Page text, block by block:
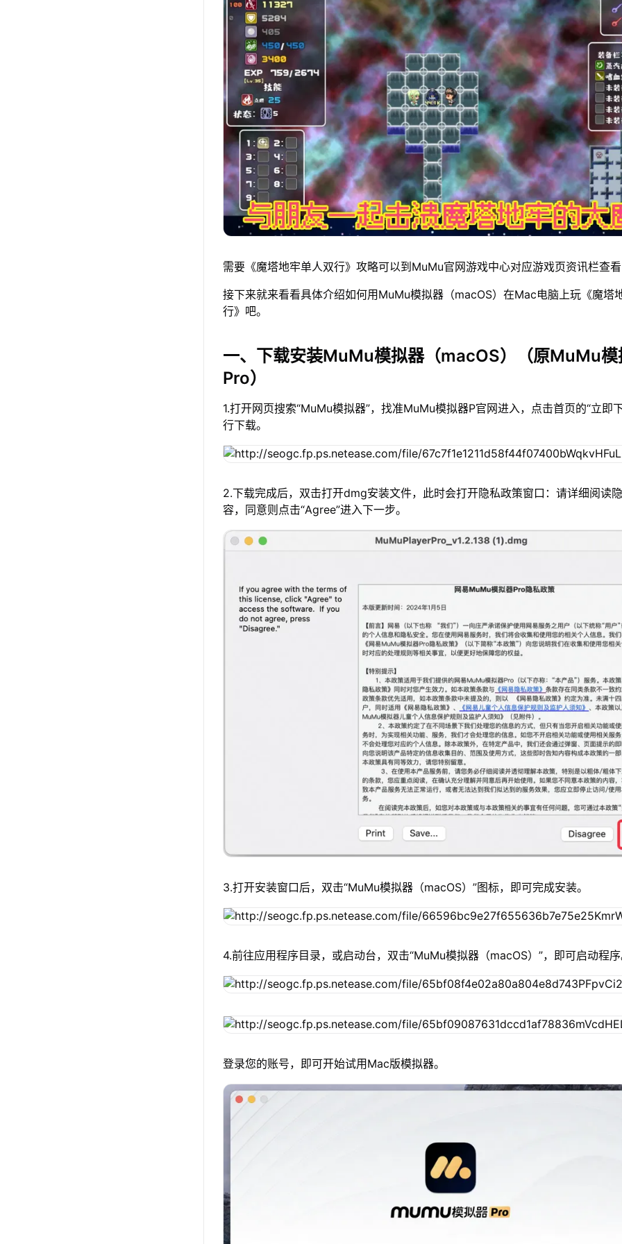
需要《魔塔地牢单人双行》攻略可以到MuMu官网游戏中心对应游戏页资讯栏查
接下来就来看看具体介绍如何用MuMu模拟器（macOS）在Mac电脑上玩《魔塔
行》吧。
一、下载安装MuMu模拟器（macOS）（原MuMu模
Pro）
1.打开网页搜索“MuMu模拟器”，找准MuMu模拟器P官网进入，点击首页的“立即
行下载。
2.下载完成后，双击打开dmg安装文件，此时会打开隐私政策窗口：请详细阅读
容，同意则点击“Agree”进入下一步。
3.打开安装窗口后，双击“MuMu模拟器（macOS）”图标，即可完成安装。
4.前往应用程序目录，或启动台，双击“MuMu模拟器（macOS）”，即可启动程
登录您的账号，即可开始试用Mac版模拟器。